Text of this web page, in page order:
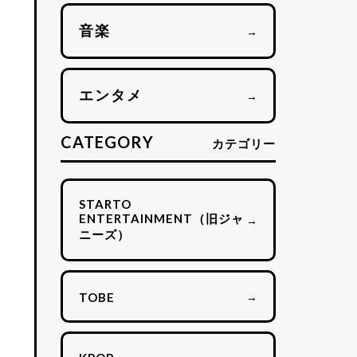
音楽 →
エンタメ →
CATEGORY カテゴリー
STARTO
ENTERTAINMENT（旧ジャ
ニーズ）
→
TOBE →